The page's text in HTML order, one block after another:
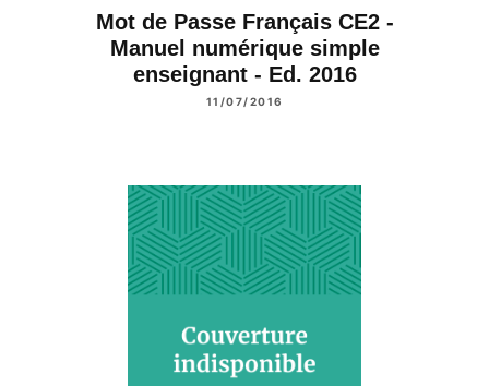
Mot de Passe Français CE2 -
Manuel numérique simple
enseignant - Ed. 2016
11/07/2016